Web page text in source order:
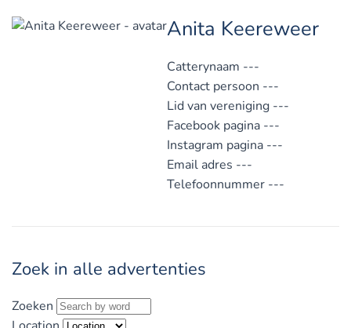
Anita Keereweer
Catterynaam ---
Contact persoon ---
Lid van vereniging ---
Facebook pagina ---
Instagram pagina ---
Email adres ---
Telefoonnummer ---
Zoek in alle advertenties
Zoeken